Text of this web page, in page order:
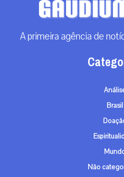
A primeira agência de
Brasil
Não